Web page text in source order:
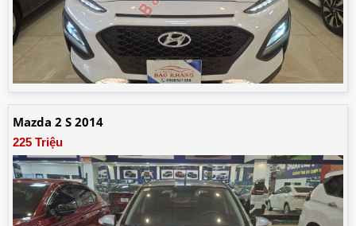
Mazda 2 S 2014
225 Triệu